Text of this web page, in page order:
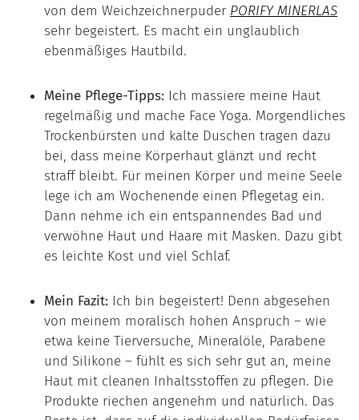
von dem Weichzeichnerpuder PORIFY MINERLAS
sehr begeistert. Es macht ein unglaublich
ebenmäßiges Hautbild.
Meine Pflege-Tipps: Ich massiere meine Haut
regelmäßig und mache Face Yoga. Morgendliches
Trockenbürsten und kalte Duschen tragen dazu
bei, dass meine Körperhaut glänzt und recht
straff bleibt. Für meinen Körper und meine Seele
lege ich am Wochenende einen Pflegetag ein.
Dann nehme ich ein entspannendes Bad und
verwöhne Haut und Haare mit Masken. Dazu gibt
es leichte Kost und viel Schlaf.
Mein Fazit: Ich bin begeistert! Denn abgesehen
von meinem moralisch hohen Anspruch – wie
etwa keine Tierversuche, Mineralöle, Parabene
und Silikone – fühlt es sich sehr gut an, meine
Haut mit cleanen Inhaltsstoffen zu pflegen. Die
Produkte riechen angenehm und natürlich. Das